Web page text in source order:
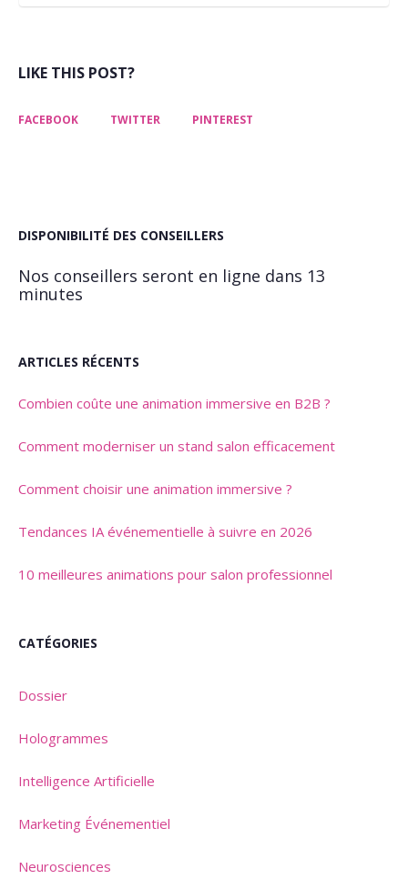
LIKE THIS POST?
FACEBOOK TWITTER PINTEREST
DISPONIBILITÉ DES CONSEILLERS
Nos conseillers seront en ligne dans 13
minutes
ARTICLES RÉCENTS
Combien coûte une animation immersive en B2B ?
Comment moderniser un stand salon efficacement
Comment choisir une animation immersive ?
Tendances IA événementielle à suivre en 2026
10 meilleures animations pour salon professionnel
CATÉGORIES
Dossier
Hologrammes
Intelligence Artificielle
Marketing Événementiel
Neurosciences